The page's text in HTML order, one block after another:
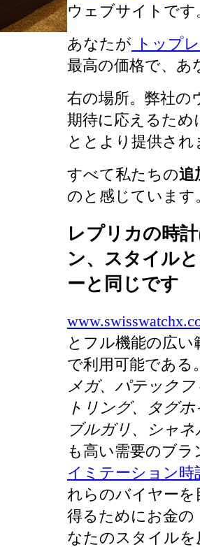
ウェブサイトです
あなたが トップ
最高の価格で、あ
右の場所。弊社
期待に応えるため
ととより提供され
すべて私たちの追
のと感じています
レプリカの時
ン、スタイル
ーと同じです
とフル機能の広
で利用可能である
メガ、パテック
トリング、タグ
ブルガリ、シャ
も高い需要のブ
イミテーション時
れらのバイヤー
得るためにお金
なたのスタイル